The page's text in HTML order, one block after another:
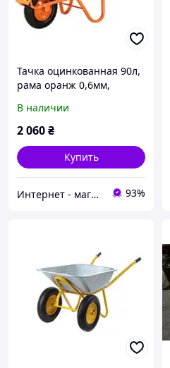
Тачка оцинкованная 90л,
рама оранж 0,6мм,
BLUETOOLS F1
В наличии
2 060₴
Купить
Интернет - магазин "Строй-ка" 93%